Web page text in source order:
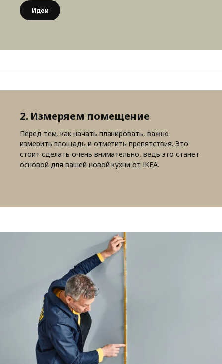
Идеи
2. Измеряем помещение
Перед тем, как начать планировать, важно
измерить площадь и отметить препятствия. Это
стоит сделать очень внимательно, ведь это станет
основой для вашей новой кухни от IKEA.